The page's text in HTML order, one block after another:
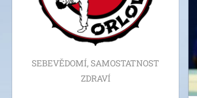
SEBEVĚDOMÍ, SAMOSTATNOST
ZDRAVÍ